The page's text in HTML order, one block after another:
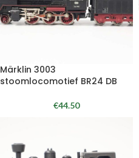
Märklin 3003
stoomlocomotief BR24 DB
€44.50